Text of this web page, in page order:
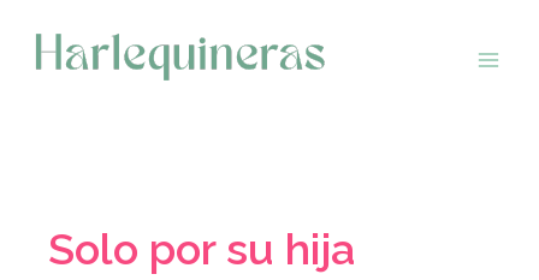
contenido
Solo por su hija